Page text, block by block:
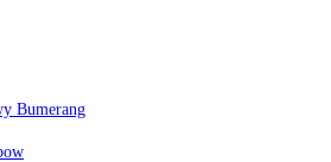
Bumerang